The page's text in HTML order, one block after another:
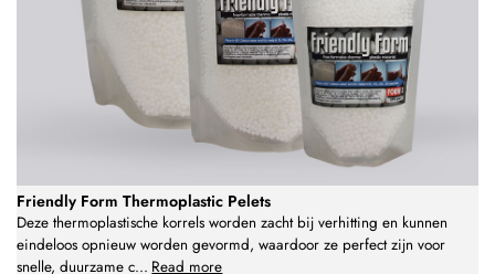
Friendly Form Thermoplastic Pelets
Deze thermoplastische korrels worden zacht bij verhitting en kunnen
eindeloos opnieuw worden gevormd, waardoor ze perfect zijn voor
snelle, duurzame c... Read more